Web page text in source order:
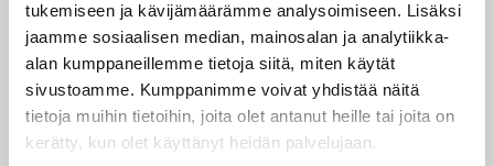
tukemiseen ja kävijämäärämme analysoimiseen. Lisäksi
jaamme sosiaalisen median, mainosalan ja analytiikka-
alan kumppaneillemme tietoja siitä, miten käytät
sivustoamme. Kumppanimme voivat yhdistää näitä
tietoja muihin tietoihin, joita olet antanut heille tai joita on
kerätty, kun olet käyttänyt heidän palvelujaan.
LUE LISÄÄ LUE LISÄÄ